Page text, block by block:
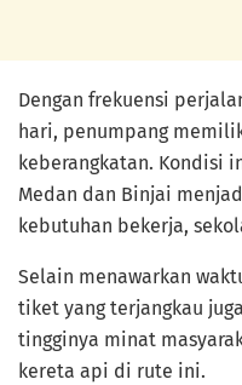
Dengan frekuensi
hari, penumpang
keberangkatan. Kondisi
Medan dan Binjai
kebutuhan bekerja,
Selain menawarkan
tiket yang terjangkau
tingginya minat
kereta api di rute ini.